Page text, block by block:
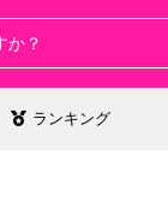
ランキング